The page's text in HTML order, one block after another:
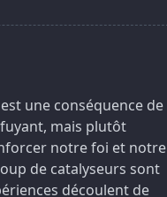
une conséquence de
mais plutôt
notre foi et notre
de catalyseurs sont
découlent de